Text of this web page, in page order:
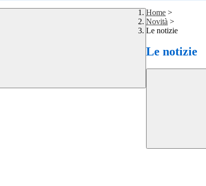
Home >
Novità >
Le notizie
Le notizie